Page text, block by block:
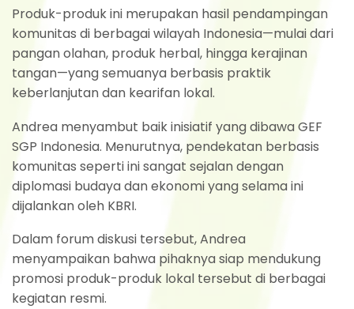
Produk-produk ini merupakan hasil pendampingan
komunitas di berbagai wilayah Indonesia—mulai dari
pangan olahan, produk herbal, hingga kerajinan
tangan—yang semuanya berbasis praktik
keberlanjutan dan kearifan lokal.
Andrea menyambut baik inisiatif yang dibawa GEF
SGP Indonesia. Menurutnya, pendekatan berbasis
komunitas seperti ini sangat sejalan dengan
diplomasi budaya dan ekonomi yang selama ini
dijalankan oleh KBRI.
Dalam forum diskusi tersebut, Andrea
menyampaikan bahwa pihaknya siap mendukung
promosi produk-produk lokal tersebut di berbagai
kegiatan resmi.